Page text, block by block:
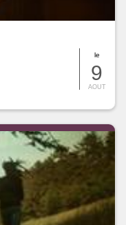
le
9
AOUT